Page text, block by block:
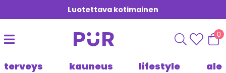
Luotettava kotimainen
0
terveys kauneus lifestyle ale